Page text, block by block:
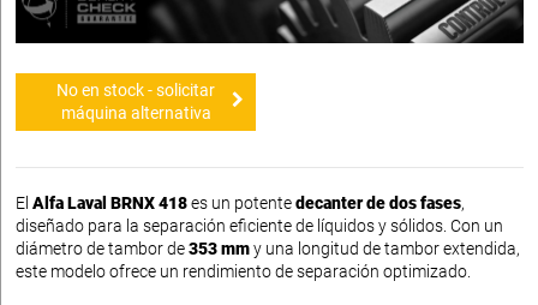
No en stock - solicitar
máquina alternativa
El Alfa Laval BRNX 418es un potentedecanter de dos fases,
diseñado para la separación eficiente de líquidos y sólidos. Con un
diámetro de tambor de353 mmy una longitud de tambor extendida,
este modelo ofrece un rendimiento de separación optimizado.